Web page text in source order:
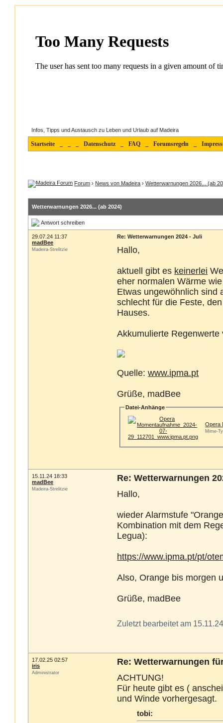
Infos, Tipps und Austausch zu Leben und Urlaub auf Madeira
Startseite Datenschutz FAQ Forumsregeln
Forum › News von Madeira ›Wetterwarnungen 2026... (ab
Wetterwarnungen 2026... (ab 2024)
Antwort schreiben
29.07.24 11:37
madBee
Madeira-Strelitzie
Re: Wetterwarnungen 2024 - Juli
Hallo,
aktuell gibt es keinerlei
eher normalen Wärme
Etwas ungewöhnlich sind
schlecht für die Feste,
Hauses.
Akkumulierte Regenwerte
Quelle:www.ipma.pt
Grüße, madBee
Datei-Anhänge
Opera
Mime-
15.11.24 18:33
madBee
Madeira-Strelitzie
Re: Wetterwarnungen
Hallo,
wieder Alarmstufe
Kombination mit dem
Legua):
https://www.ipma.pt/pt/
Also, Orange bis morgen
Grüße, madBee
Zuletzt bearbeitet am
17.02.25 02:57
iris
Administrator
Re: Wetterwarnungen
ACHTUNG!
Für heute gibt es (
und Winde vorhergesagt.
tobi: